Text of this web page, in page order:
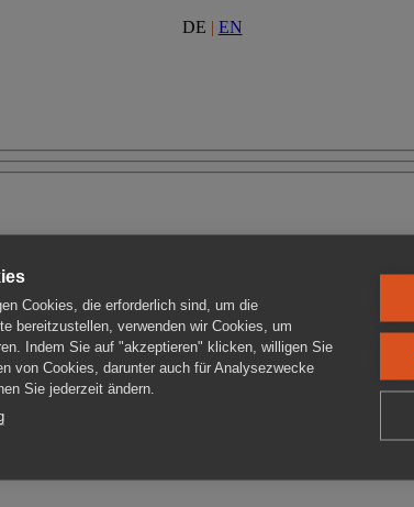
DE | EN
Cookies, die erforderlich sind, um die
bereitzustellen, verwenden wir Cookies, um
Indem Sie auf "akzeptieren" klicken, willigen Sie
von Cookies, darunter auch für Analysezwecke
Sie jederzeit ändern.